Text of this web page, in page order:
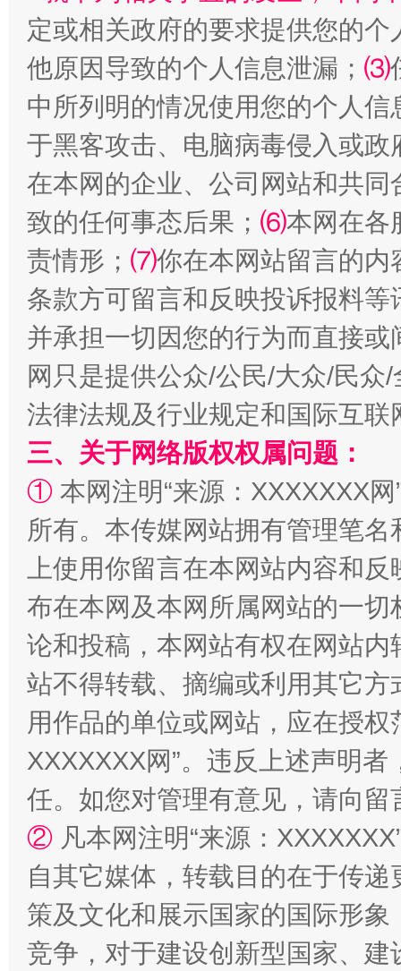
全民健身五年计划来了！等你上场
阿坝州三大球赛在茂县开幕 规模
扯下公款旅游的“隐身衣” 如何以
定或相关政府的要求提供您的个
他原因导致的个人信息泄漏； ⑶
中所列明的情况使用您的个人
于黑客攻击、电脑病毒侵入或
在本网的企业、公司网站和共
致的任何事态后果； ⑹本网在各
责情形； ⑺你在本网站留言的内
条款方可留言和反映投诉报料
并承担一切因您的行为而直接
网只是提供公众/公民/大众/民
法律法规及行业规定和国际互
三、关于网络版权权属问题：
① 本网注明“来源：XXXXXXX
所有。本传媒网站拥有管理笔
上使用你留言在本网站内容和
布在本网及本网所属网站的一
论和投稿，本网站有权在网站
站不得转载、摘编或利用其它
用作品的单位或网站，应在授
XXXXXXX网”。违反上述声明
任。如您对管理有意见，请向
② 凡本网注明“来源：
自其它媒体，转载目的在于传
策及文化和展示国家的国际形
竞争，对于建设创新型国家、